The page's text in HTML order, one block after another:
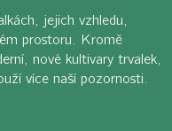
jejich vzhledu,
prostoru. Kromě
nové kultivary trvalek,
více naší pozornosti.